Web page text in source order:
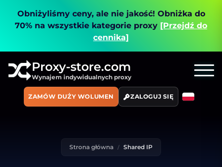
Obniżyliśmy ceny, ale nie jakość! Obniżka do
70% na wszystkie kategorie proxy [Przejdź do
cennika]
Proxy-store.com
Wynajem indywidualnych proxy
ZAMÓW DUŻY WOLUMEN ZALOGUJ SIĘ
Strona główna Shared IP